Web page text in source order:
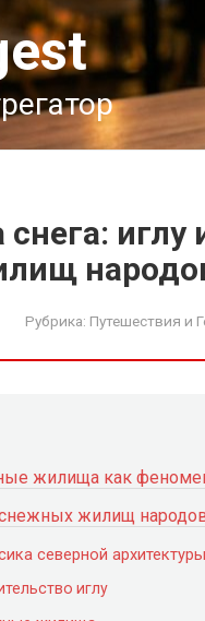
снега:
Рубрика: Путешествия и
жилища как
жилищ
северной архитектуры
иглу